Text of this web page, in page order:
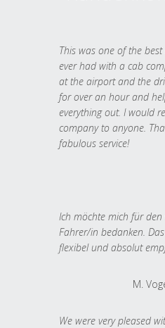
This was one of the
ever had with a cab
at the airport and the
for over an hour and
everything out. I would
company to anyone.
fabulous service!
Ich möchte mich für den
Fahrer/in bedanken.
flexibel und absolut
M.
We were very pleased